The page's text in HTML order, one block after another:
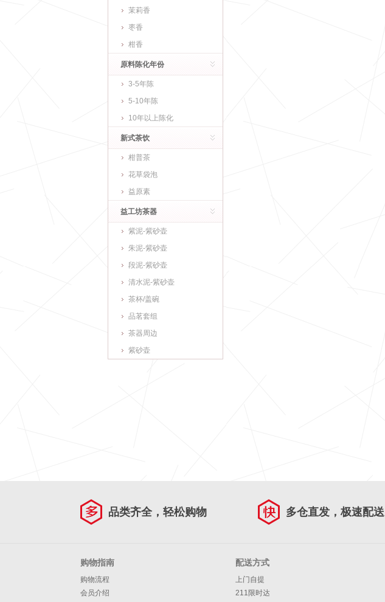
茉莉香
枣香
柑香
原料陈化年份
3-5年陈
5-10年陈
10年以上陈化
新式茶饮
柑普茶
花草袋泡
益原素
益工坊茶器
紫泥-紫砂壶
朱泥-紫砂壶
段泥-紫砂壶
清水泥-紫砂壶
茶杯/盖碗
品茗套组
茶器周边
紫砂壶
品类齐全，轻松购物 多仓直发，极速配送
购物指南
购物流程
会员介绍
配送方式
上门自提
211限时达